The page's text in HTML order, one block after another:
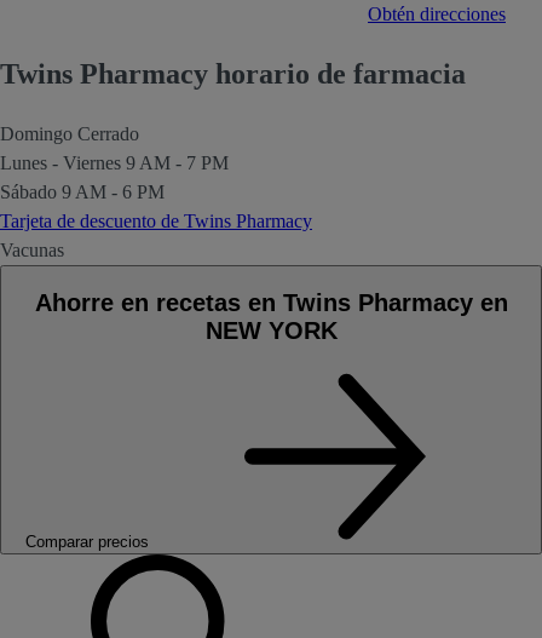
Obtén direcciones
Twins Pharmacy horario de farmacia
Domingo Cerrado
Lunes - Viernes 9 AM - 7 PM
Sábado 9 AM - 6 PM
Tarjeta de descuento de Twins Pharmacy
Vacunas
Ahorre en recetas en Twins Pharmacy en
NEW YORK
Comparar precios